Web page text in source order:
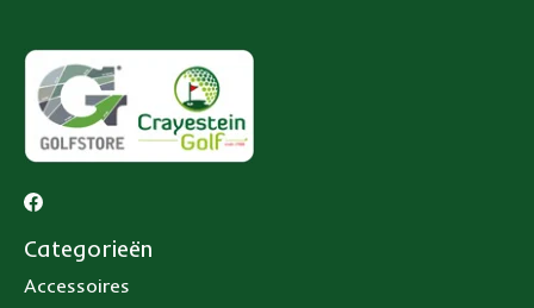
Categorieën
Accessoires